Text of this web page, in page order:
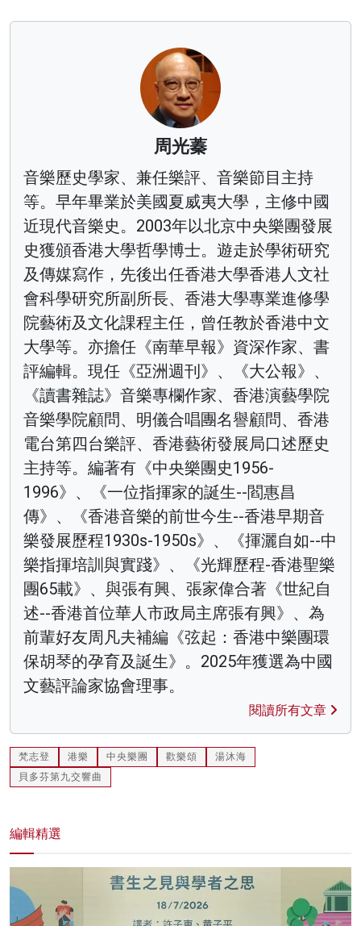
周光蓁
音樂歷史學家、兼任樂評、音樂節目主持
等。早年畢業於美國夏威夷大學，主修中國
近現代音樂史。2003年以北京中央樂團發展
史獲頒香港大學哲學博士。遊走於學術研究
及傳媒寫作，先後出任香港大學香港人文社
會科學研究所副所長、香港大學專業進修學
院藝術及文化課程主任，曾任教於香港中文
大學等。亦擔任《南華早報》資深作家、書
評編輯。現任《亞洲週刊》、《大公報》、
《讀書雜誌》音樂專欄作家、香港演藝學院
音樂學院顧問、明儀合唱團名譽顧問、香港
電台第四台樂評、香港藝術發展局口述歷史
主持等。編著有《中央樂團史1956-
1996》、《一位指揮家的誕生--閻惠昌
傳》、《香港音樂的前世今生--香港早期音
樂發展歷程1930s-1950s》、《揮灑自如--中
樂指揮培訓與實踐》、《光輝歷程-香港聖樂
團65載》、與張有興、張家偉合著《世紀自
述--香港首位華人市政局主席張有興》、為
前輩好友周凡夫補編《弦起：香港中樂團環
保胡琴的孕育及誕生》。2025年獲選為中國
文藝評論家協會理事。
閱讀所有文章
梵志登 港樂 中央樂團 歡樂頌
湯沐海
貝多芬第九交響曲
編輯精選